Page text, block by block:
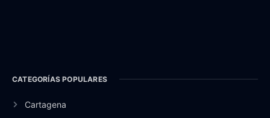
CATEGORÍAS POPULARES
Cartagena